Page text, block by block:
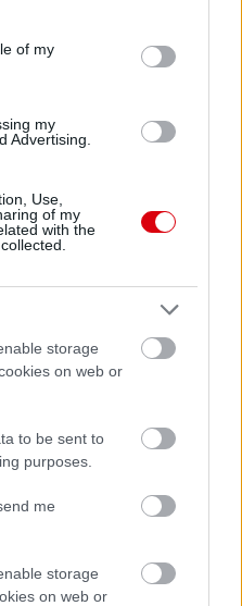
purposes in below Google
of my
my
Advertising.
Use,
of my
with the
storage
on web or
to be sent to
purposes.
me
storage
on web or
működését!